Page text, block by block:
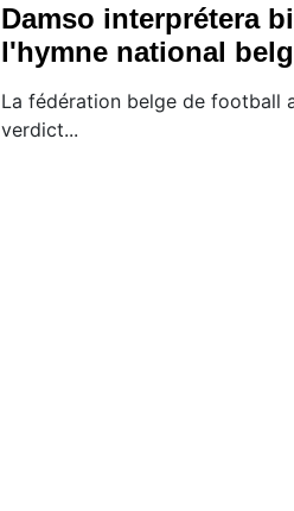
Damso interprétera
l'hymne national
La fédération belge de football
verdict...